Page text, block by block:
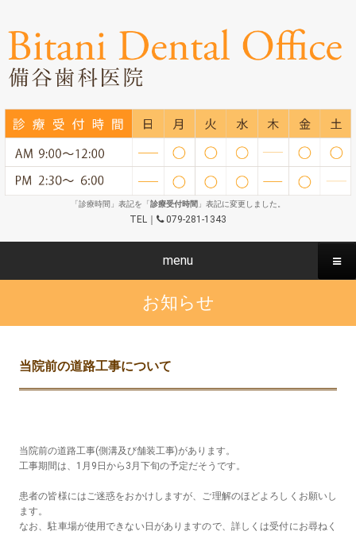
「診療時間」表記を「診療受付時間 」表記に変更しました。
TEL｜ 079-281-1343
menu
お知らせ
当院前の道路工事について
当院前の道路工事(側溝及び舗装工事)があります。
工事期間は、1月9日から3月下旬の予定だそうです。
患者の皆様にはご迷惑をおかけしますが、ご理解のほどよろしくお願いし
ます。
なお、駐車場が使用できない日がありますので、詳しくは受付にお尋ねく